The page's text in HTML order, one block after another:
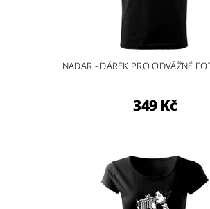
NADAR - DÁREK PRO ODVÁŽNÉ
349 Kč